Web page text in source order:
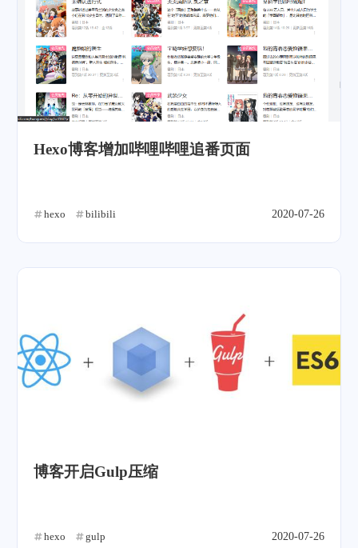
Hexo博客增加哔哩哔哩追番页面
hexo bilibili 2020-07-26
博客开启Gulp压缩
hexo gulp 2020-07-26